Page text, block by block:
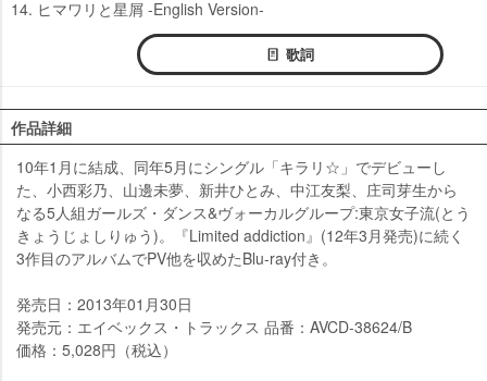
14. ヒマワリと星屑 -English Version-
歌詞
作品詳細
10年1月に結成、同年5月にシングル「キラリ☆」でデビューし
た、小西彩乃、山邊未夢、新井ひとみ、中江友梨、庄司芽生から
なる5人組ガールズ・ダンス&ヴォーカルグループ:東京女子流(とう
きょうじょしりゅう)。『Limited addiction』(12年3月発売)に続く
3作目のアルバムでPV他を収めたBlu-ray付き。
発売日：2013年01月30日
発売元：エイベックス・トラックス 品番：AVCD-38624/B
価格：5,028円（税込）